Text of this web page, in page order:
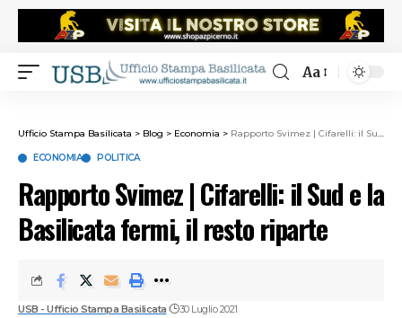
Aa
Ufficio Stampa Basilicata > Blog > Economia > Rapporto Svimez | Cifarelli: il Sud e la Basilicata fermi, il resto riparte
ECONOMIA POLITICA
Rapporto Svimez | Cifarelli: il Sud e la
Basilicata fermi, il resto riparte
USB - Ufficio Stampa Basilicata 30 Luglio 2021